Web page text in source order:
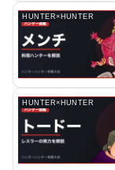
HUNTER×HUNTER
HUNTER×HUNTER